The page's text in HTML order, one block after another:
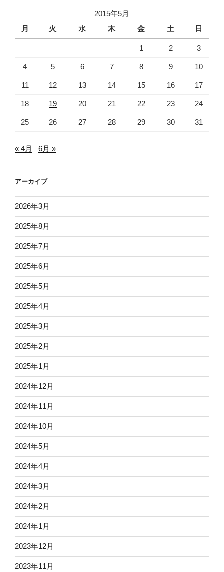
2015年5月
月
火 水 木 金 土 日
1 2 3
4 5 6 7 8 9 10
11 12 13 14 15 16 17
18 19 20 21 22 23 24
25 26 27 28 29 30 31
« 4月 6月 »
アーカイブ
2026年3月
2025年8月
2025年7月
2025年6月
2025年5月
2025年4月
2025年3月
2025年2月
2025年1月
2024年12月
2024年11月
2024年10月
2024年5月
2024年4月
2024年3月
2024年2月
2024年1月
2023年12月
2023年11月